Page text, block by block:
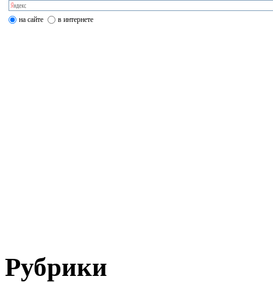
на сайте в интернете
Рубрики